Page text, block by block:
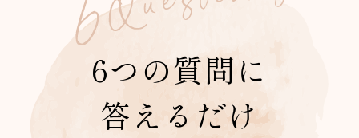
6つの質問に
答えるだけ